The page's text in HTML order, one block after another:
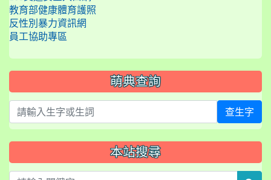
教育部健康體育護照
反性別暴力資訊網
員工協助專區
萌典查詢
查生字
本站搜尋